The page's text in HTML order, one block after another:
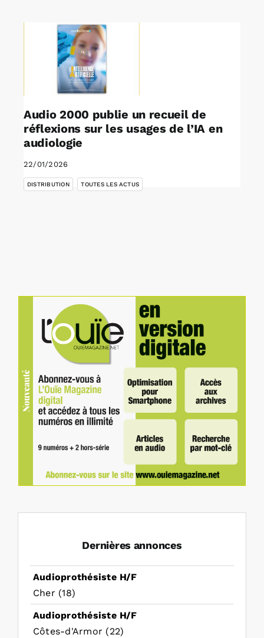
Rechercher:
Annonces emploi
Audio 2000 publie un recueil de
réflexions sur les usages de l’IA en
audiologie
22/01/2026
DISTRIBUTION TOUTES LES ACTUS
Dernières annonces
Audioprothésiste H/F
Cher (18)
Audioprothésiste H/F
Côtes-d'Armor (22)